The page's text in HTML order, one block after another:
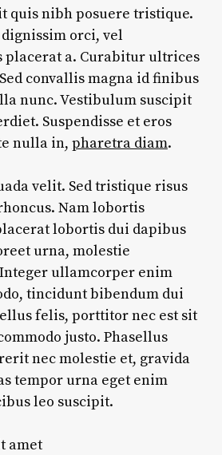
quis nibh posuere tristique.
orci, vel
placerat a. Curabitur ultrices
convallis magna id finibus
nunc. Vestibulum suscipit
Suspendisse et eros
nulla in, pharetra diam.
velit. Sed tristique risus
Nam lobortis
lobortis dui dapibus
urna, molestie
ullamcorper enim
tincidunt bibendum dui
felis, porttitor nec est sit
justo. Phasellus
nec molestie et, gravida
tempor urna eget enim
leo suscipit.
amet